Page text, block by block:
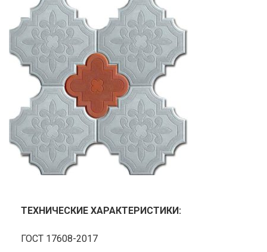
ТЕХНИЧЕСКИЕ ХАРАКТЕРИСТИКИ:
ГОСТ 17608-2017